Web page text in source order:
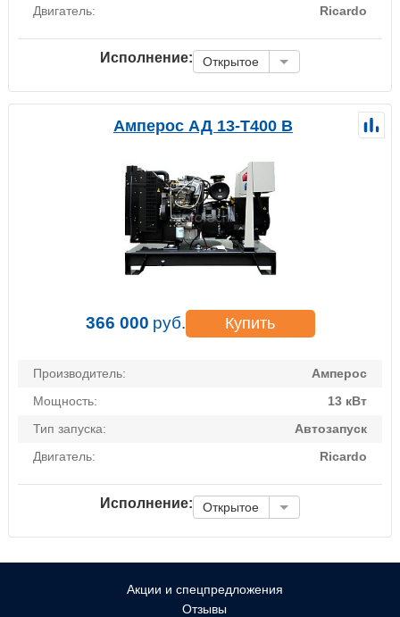
Двигатель:
Ricardo
Исполнение: Открытое
Амперос АД 13-Т400 B
366 000 руб. Купить
Производитель:
Амперос
Мощность:
13 кВт
Тип запуска:
Автозапуск
Двигатель:
Ricardo
Исполнение: Открытое
Акции и спецпредложения
Отзывы